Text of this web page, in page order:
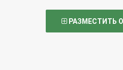
РАЗМЕСТИТЬ